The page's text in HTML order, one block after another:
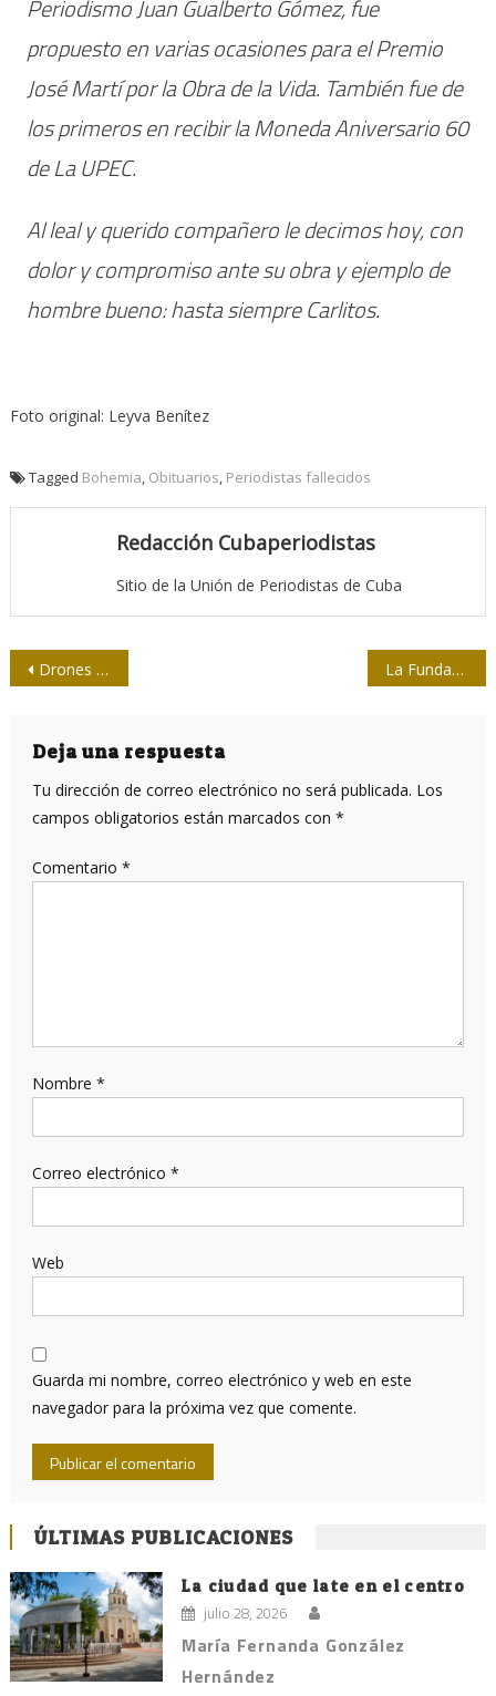
Periodismo Juan Gualberto Gómez, fue
propuesto en varias ocasiones para el Premio
José Martí por la Obra de la Vida. También fue de
los primeros en recibir la Moneda Aniversario 60
de La UPEC.
Al leal y querido compañero le decimos hoy, con
dolor y compromiso ante su obra y ejemplo de
hombre bueno: hasta siempre Carlitos.
Foto original: Leyva Benítez
Tagged Bohemia Obituarios Periodistas fallecidos
Redacción Cubaperiodistas
Sitio de la Unión de Periodistas de Cuba
Navegación
entradas
Drones para matar barato y sin bajas propias La Fundación Francisco Franco y los que ahora son ricos gracias al franquismo
Deja una respuesta
Tu dirección de correo electrónico no será publicada. Los
campos obligatorios están marcados con *
Comentario *
Nombre *
Correo electrónico *
Web
Guarda mi nombre, correo electrónico y web en este
navegador para la próxima vez que comente.
ÚLTIMAS PUBLICACIONES
La ciudad que late en el centro
julio 28, 2026
María Fernanda González
Hernández